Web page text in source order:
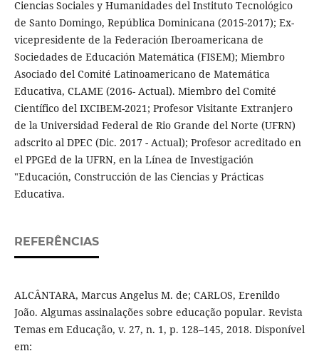
Ciencias Sociales y Humanidades del Instituto Tecnológico
de Santo Domingo, República Dominicana (2015-2017); Ex-
vicepresidente de la Federación Iberoamericana de
Sociedades de Educación Matemática (FISEM); Miembro
Asociado del Comité Latinoamericano de Matemática
Educativa, CLAME (2016- Actual). Miembro del Comité
Científico del IXCIBEM-2021; Profesor Visitante Extranjero
de la Universidad Federal de Rio Grande del Norte (UFRN)
adscrito al DPEC (Dic. 2017 - Actual); Profesor acreditado en
el PPGEd de la UFRN, en la Línea de Investigación
"Educación, Construcción de las Ciencias y Prácticas
Educativa.
REFERÊNCIAS
ALCÂNTARA, Marcus Angelus M. de; CARLOS, Erenildo
João. Algumas assinalações sobre educação popular. Revista
Temas em Educação, v. 27, n. 1, p. 128–145, 2018. Disponível
em: